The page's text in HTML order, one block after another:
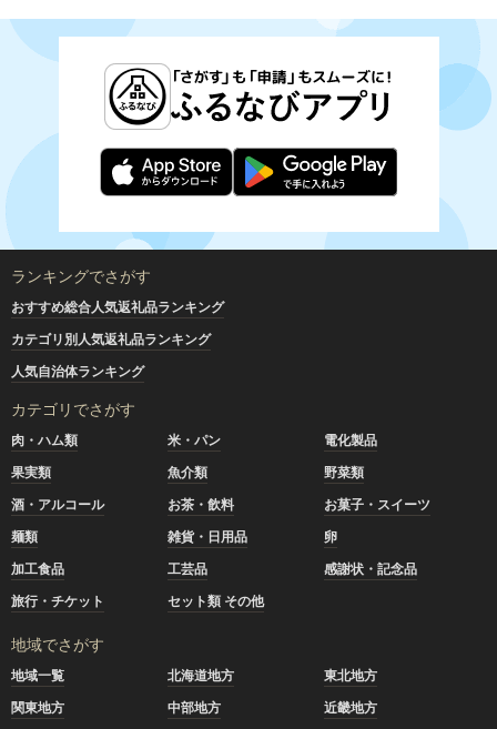
ランキングでさがす
おすすめ総合人気返礼品ランキング
カテゴリ別人気返礼品ランキング
人気自治体ランキング
カテゴリでさがす
肉・ハム類 米・パン
電化製品
果実類
魚介類
野菜類
酒・アルコール
お茶・飲料
お菓子・スイーツ
麺類
雑貨・日用品
卵
加工食品
工芸品
感謝状・記念品
旅行・チケット
セット類 その他
地域でさがす
地域一覧 北海道地方
東北地方
関東地方
中部地方
近畿地方